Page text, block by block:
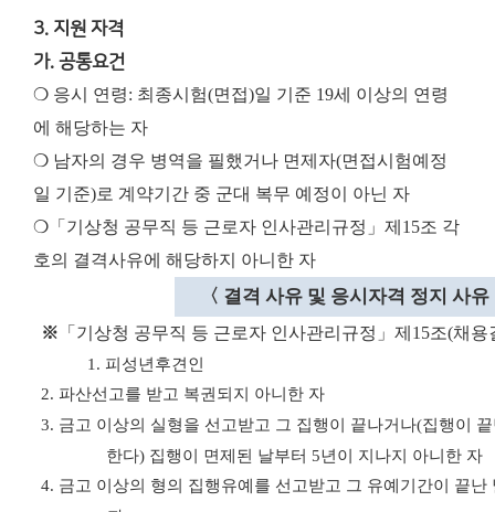
3. 지원 자격
가. 공통요건
❍ 응시 연령: 최종시험(면접)일 기준 19세 이상의 연령
에 해당하는 자
❍ 남자의 경우 병역을 필했거나 면제자(면접시험예정
일 기준)로 계약기간 중 군대 복무 예정이 아닌 자
❍「기상청 공무직 등 근로자 인사관리규정」제15조 각
호의 결격사유에 해당하지 아니한 자
〈 결격 사유 및 응시자격 정지 사유
※ 「 기상청 공무직 등 근로자 인사관리규정 」 제 15조(채용
1. 피성년후견인
2. 파산선고를 받고 복권되지 아니한 자
3. 금고 이상의 실형을 선고받고 그 집행이 끝나거나(집행이
한다) 집행이 면제된 날부터 5년이 지나지 아니한 자
4. 금고 이상의 형의 집행유예를 선고받고 그 유예기간이 끝난